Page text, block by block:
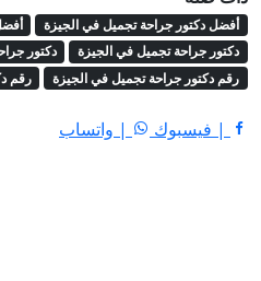
أفضل دكتور جراحة تجميل في الجيزة
دكتور جراحة تجميل في الجيزة
دكتور
رقم دكتور جراحة تجميل في الجيزة
رقم
| فيسبوك | واتساب